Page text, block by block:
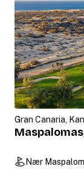
Gran Canaria,
Nær